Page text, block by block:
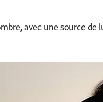
avec une source